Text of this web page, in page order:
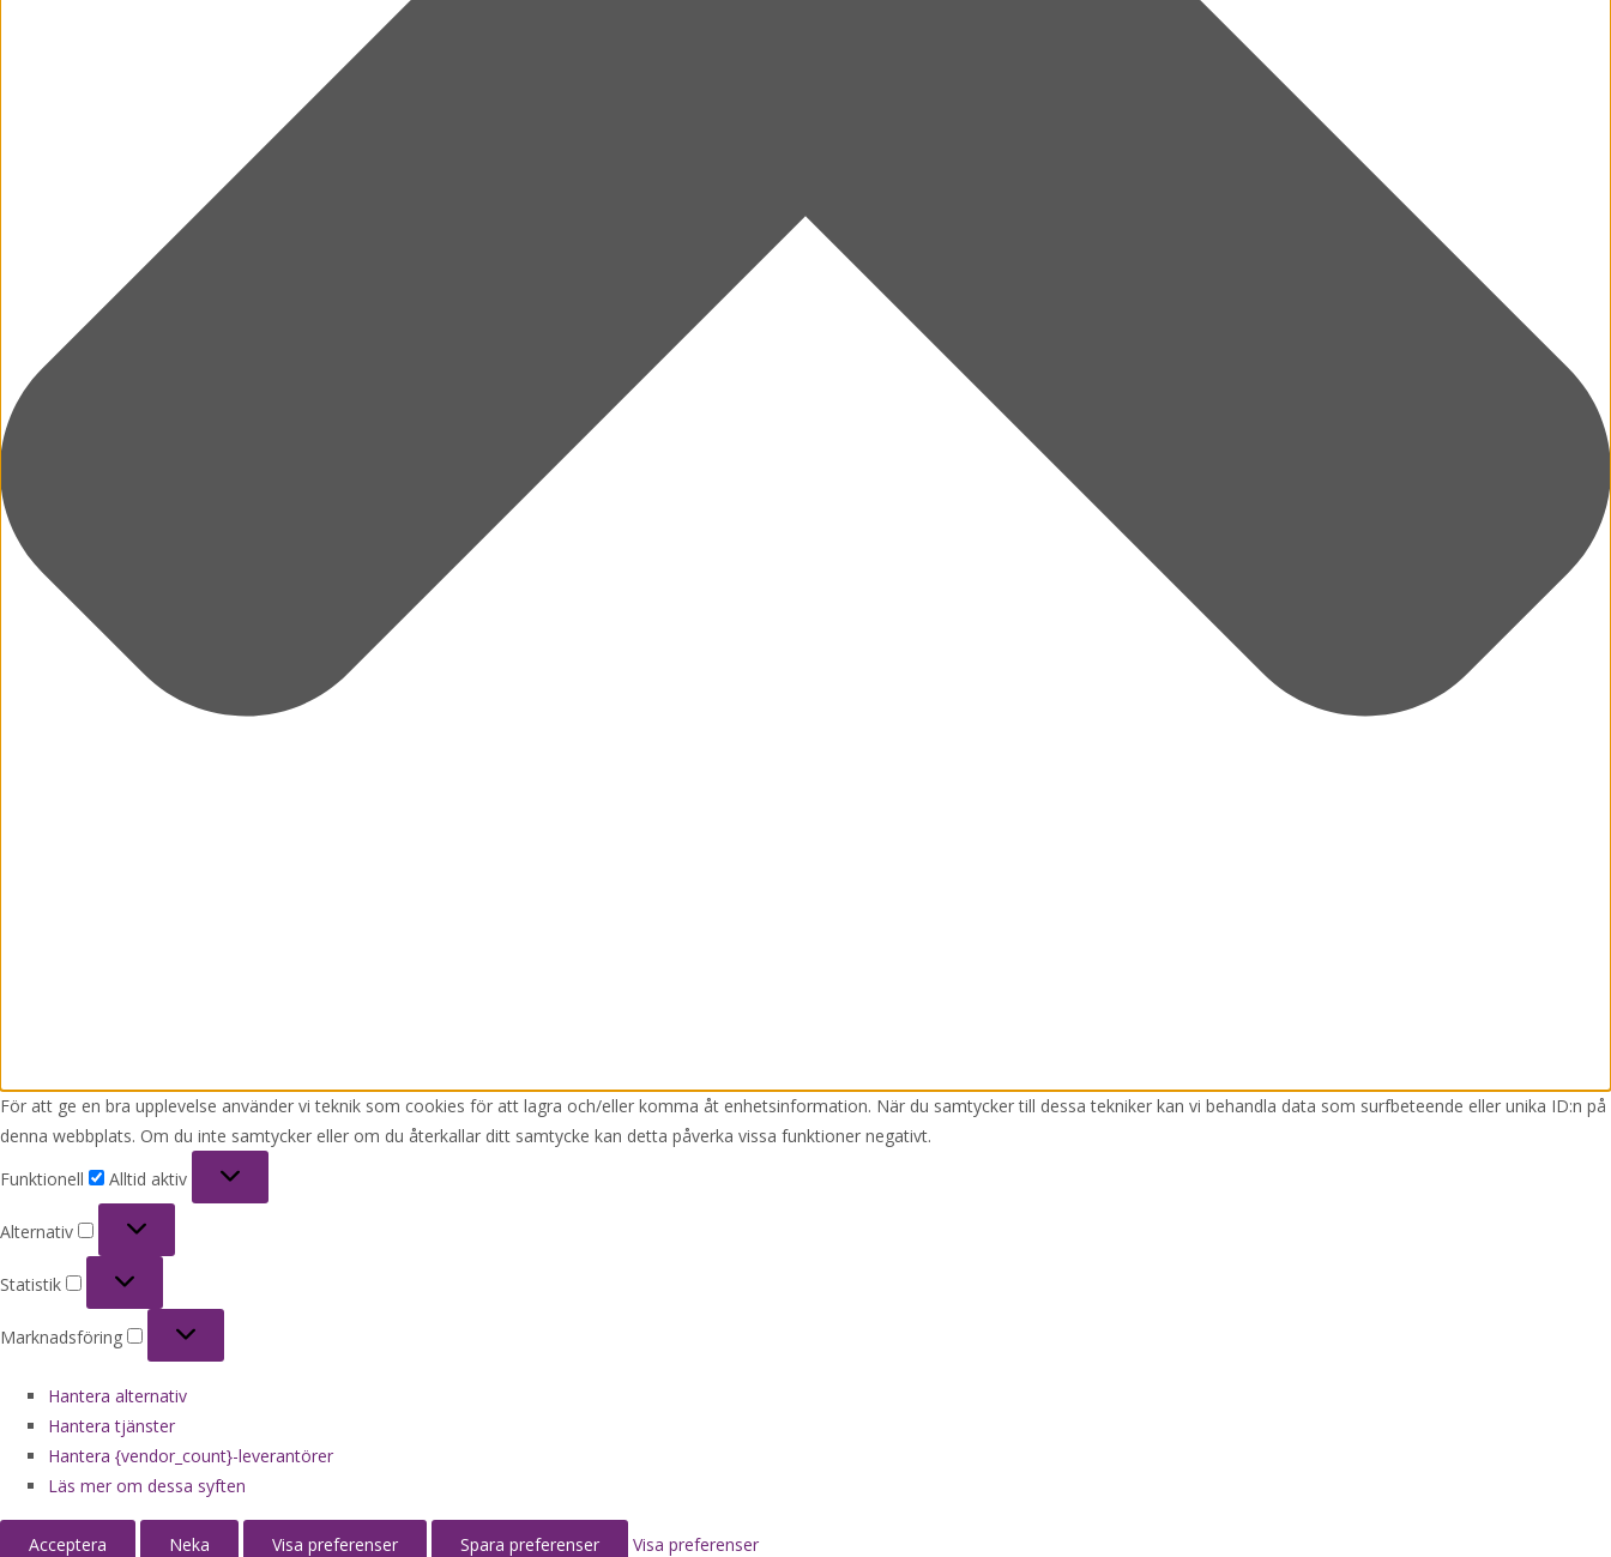
För att ge en bra upplevelse använder vi teknik som cookies för att lagra och/eller komma åt enhetsinformation. När du samtycker till dessa tekniker kan vi behandla data som surfbeteende eller unika ID:n på
denna webbplats. Om du inte samtycker eller om du återkallar ditt samtycke kan detta påverka vissa funktioner negativt.
Funktionell
Alltid aktiv
Alternativ
Statistik
Marknadsföring
Hantera alternativ
Hantera tjänster
Hantera {vendor_count}-leverantörer
Läs mer om dessa syften
Acceptera Neka Visa preferenser Spara preferenser Visa preferenser